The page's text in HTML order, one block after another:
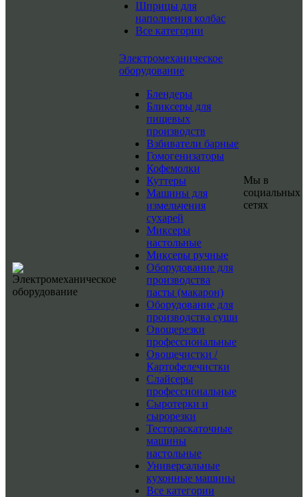
Шприцы для
наполнения колбас
Все категории
Электромеханическое
оборудование
Блендеры
Бликсеры для
пищевых
производств
Взбиватели барные
Гомогенизаторы
Кофемолки
Куттеры
Машины для
измельчения
сухарей
Миксеры
настольные
Миксеры ручные
Оборудование для
производства
пасты (макарон)
Оборудование для
производства суши
Овощерезки
профессиональные
Овощечистки /
Картофелечистки
Слайсеры
профессиональные
Сыротерки и
сырорезки
Тестораскаточные
машины
настольные
Универсальные
кухонные машины
Все категории
Мы в
социальных
сетях